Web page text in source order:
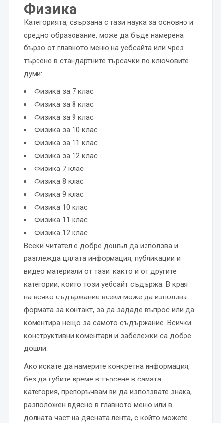
Физика
Категорията, свързана с тази наука за основно и
средно образование, може да бъде намерена
бързо от главното меню на уебсайта или чрез
търсене в стандартните търсачки по ключовите
думи:
Физика за 7 клас
Физика за 8 клас
Физика за 9 клас
Физика за 10 клас
Физика за 11 клас
Физика за 12 клас
Физика 7 клас
Физика 8 клас
Физика 9 клас
Физика 10 клас
Физика 11 клас
Физика 12 клас
Всеки читател е добре дошъл да използва и
разглежда цялата информация, публикации и
видео материали от тази, както и от другите
категории, които този уебсайт съдържа. В края
на всяко съдържание всеки може да използва
формата за контакт, за да зададе въпрос или да
коментира нещо за самото съдържание. Всички
конструктивни коментари и забележки са добре
дошли.
Ако искате да намерите конкретна информация,
без да губите време в търсене в самата
категория, препоръчвам ви да използвате знака,
разположен вдясно в главното меню или в
долната част на дясната лента, с който можете